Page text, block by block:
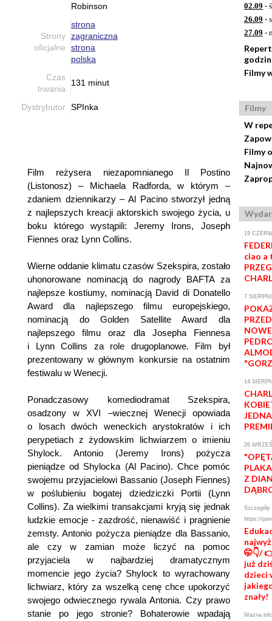
Robinson
Strony
oficjalne
strona
zagraniczna
strona
polska
Czas
trwania
131 minut
Dystrybutor SPInka
Film reżysera niezapomnianego Il Postino
(Listonosz) – Michaela Radforda, w którym –
zdaniem dziennikarzy – Al Pacino stworzył jedną
z najlepszych kreacji aktorskich swojego życia, u
boku którego wystąpili: Jeremy Irons, Joseph
Fiennes oraz Lynn Collins.
Wierne oddanie klimatu czasów Szekspira, zostało
uhonorowane nominacją do nagrody BAFTA za
najlepsze kostiumy, nominacją David di Donatello
Award dla najlepszego filmu europejskiego,
nominacją do Golden Satellite Award dla
najlepszego filmu oraz dla Josepha Fiennesa
i Lynn Collins za role drugoplanowe. Film był
prezentowany w głównym konkursie na ostatnim
festiwalu w Wenecji.
Ponadczasowy komediodramat Szekspira,
osadzony w XVI –wiecznej Wenecji opowiada
o losach dwóch weneckich arystokratów i ich
perypetiach z żydowskim lichwiarzem o imieniu
Shylock. Antonio (Jeremy Irons) pożycza
pieniądze od Shylocka (Al Pacino). Chce pomóc
swojemu przyjacielowi Bassanio (Joseph Fiennes)
w poślubieniu bogatej dziedziczki Portii (Lynn
Collins). Za wielkimi transakcjami kryją się jednak
ludzkie emocje - zazdrość, nienawiść i pragnienie
zemsty. Antonio pożycza pieniądze dla Bassanio,
ale czy w zamian może liczyć na pomoc
przyjaciela w najbardziej dramatycznym
momencie jego życia? Shylock to wyrachowany
lichwiarz, który za wszelką cenę chce upokorzyć
swojego odwiecznego rywala Antonia. Czy prawo
stanie po jego stronie? Bohaterowie wpadają
02.09 -
26.09 -
27.09 -
Filmy
Filmy
W
Filmy
19
ciao
7
14
26
Z
https://
🤭👇/
już
dzieci
znały!
Ważna